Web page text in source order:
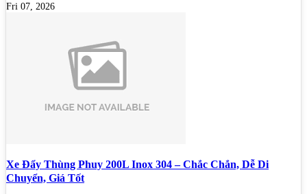
Fri 07, 2026
Xe Đẩy Thùng Phuy 200L Inox 304 – Chắc Chắn, Dễ Di
Chuyển, Giá Tốt